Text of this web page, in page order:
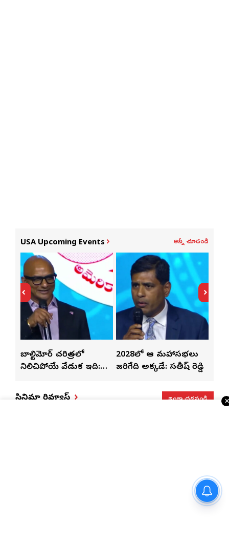
USA Upcoming Events అన్నీ చూడండి
బాల్టిమోర్ చరిత్రలో
నిలిచిపోయే వేడుక ఇది:
2028లో ఆటా మహాసభలు
జరిగేది అక్కడే: సతీష్ రెడ్డి
సినిమా రివ్యూస్ ఇంకా చదవండి